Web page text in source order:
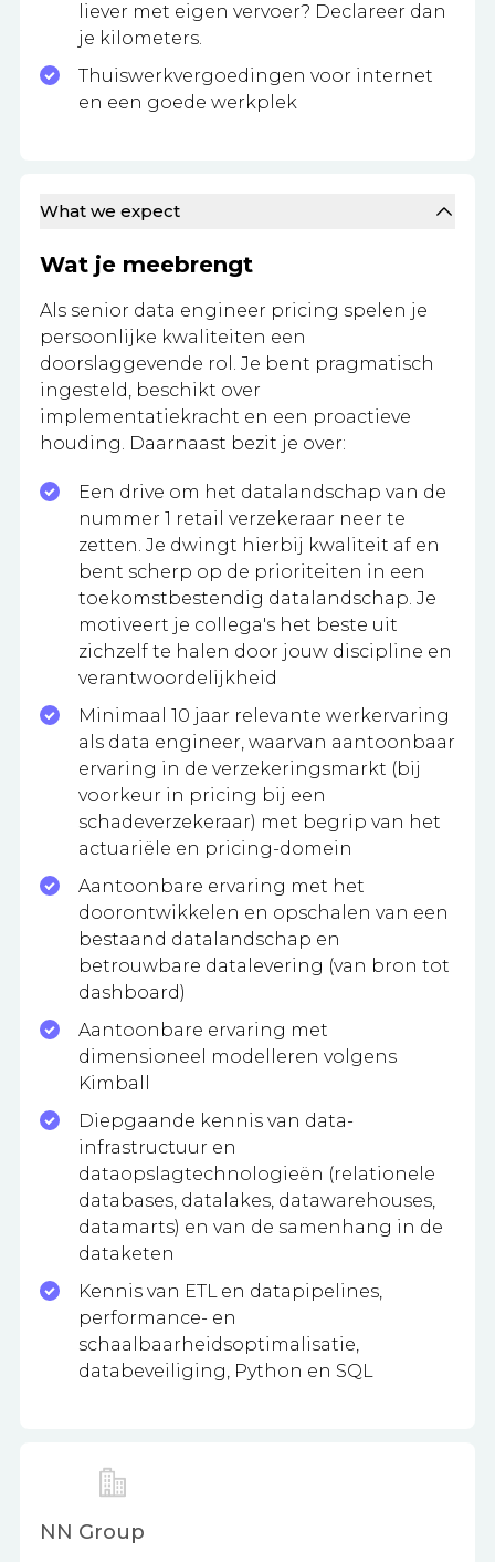
liever met eigen vervoer? Declareer dan
je kilometers.
Thuiswerkvergoedingen voor internet
en een goede werkplek
What we expect
Wat je meebrengt
Als senior data engineer pricing spelen je
persoonlijke kwaliteiten een
doorslaggevende rol. Je bent pragmatisch
ingesteld, beschikt over
implementatiekracht en een proactieve
houding. Daarnaast bezit je over:
Een drive om het datalandschap van de
nummer 1 retail verzekeraar neer te
zetten. Je dwingt hierbij kwaliteit af en
bent scherp op de prioriteiten in een
toekomstbestendig datalandschap. Je
motiveert je collega's het beste uit
zichzelf te halen door jouw discipline en
verantwoordelijkheid
Minimaal 10 jaar relevante werkervaring
als data engineer, waarvan aantoonbaar
ervaring in de verzekeringsmarkt (bij
voorkeur in pricing bij een
schadeverzekeraar) met begrip van het
actuariële en pricing-domein
Aantoonbare ervaring met het
doorontwikkelen en opschalen van een
bestaand datalandschap en
betrouwbare datalevering (van bron tot
dashboard)
Aantoonbare ervaring met
dimensioneel modelleren volgens
Kimball
Diepgaande kennis van data-
infrastructuur en
dataopslagtechnologieën (relationele
databases, datalakes, datawarehouses,
datamarts) en van de samenhang in de
dataketen
Kennis van ETL en datapipelines,
performance- en
schaalbaarheidsoptimalisatie,
databeveiliging, Python en SQL
NN Group